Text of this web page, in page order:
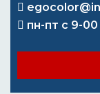
пн-пт с 9-